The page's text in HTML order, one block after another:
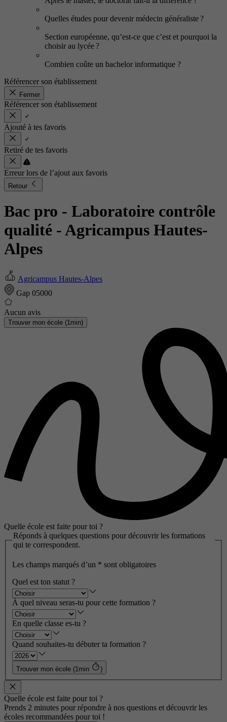
Quelles études pour devenir médecin généraliste ?
Section européenne, qu’est-ce que c’est et pourquoi la
choisir au lycée ?
Combien coûte un bachelor informatique ?
Référencer son établissement
Fermer
Référencer son établissement
Ajouté à tes favoris
Retiré de tes favoris
Erreur lors de l’ajout aux favoris
Retour
Bac pro - Laboratoire contrôle
qualité - Agricampus Hautes-
Alpes
Agricampus Hautes-Alpes
Gap 05000
Aucun avis
Trouver mon école (1min)
Quelle école est faite pour toi ?
Réponds à quelques questions pour découvrir les formations
qui te correspondent.
Les champs marqués d’un * sont obligatoires
Quel est ton statut ?
À quel niveau seras-tu pour cette formation ?
En quelle classe es-tu ?
Quand souhaites-tu débuter ta formation ?
Trouver mon école (1min )
Quelle école est faite pour toi ?
Prends 2 minutes pour répondre à nos questions et découvrir les
écoles recommandées pour toi !